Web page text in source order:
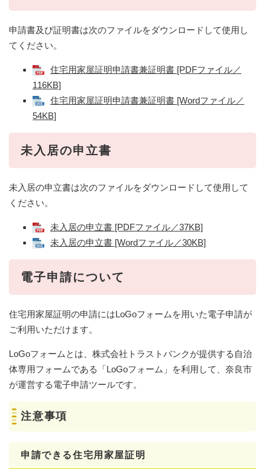
申請書及び証明書は次のファイルをダウンロードして使用し
てください。
住宅用家屋証明申請書兼証明書 [PDFファイル／
116KB]
住宅用家屋証明申請書兼証明書 [Wordファイル／
54KB]
未入居の申立書
未入居の申立書は次のファイルをダウンロードして使用して
ください。
未入居の申立書 [PDFファイル／37KB]
未入居の申立書 [Wordファイル／30KB]
電子申請について
住宅用家屋証明の申請にはLoGoフォームを用いた電子申請が
ご利用いただけます。
LoGoフォームとは、株式会社トラストバンクが提供する自治
体専用フォームである「LoGoフォーム」を利用して、奈良市
が運営する電子申請ツールです。
注意事項
申請できる住宅用家屋証明